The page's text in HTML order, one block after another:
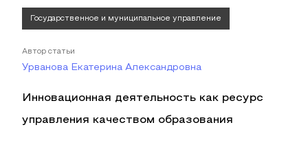
Государственное и муниципальное управление
Автор статьи
Урванова Екатерина Александровна
Инновационная деятельность как ресурс
управления качеством образования